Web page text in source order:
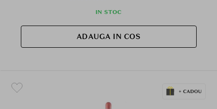
IN STOC
ADAUGA IN COS